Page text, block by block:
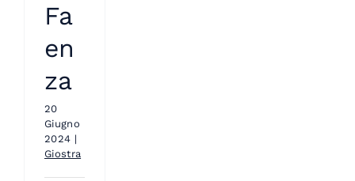
Fa
en
za
20
Giugno
2024 |
Giostra